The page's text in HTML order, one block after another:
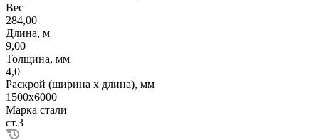
Вес
284,00
Длина, м
9,00
Толщина, мм
4,0
Раскрой (ширина х длина), мм
1500х6000
Марка стали
ст.3